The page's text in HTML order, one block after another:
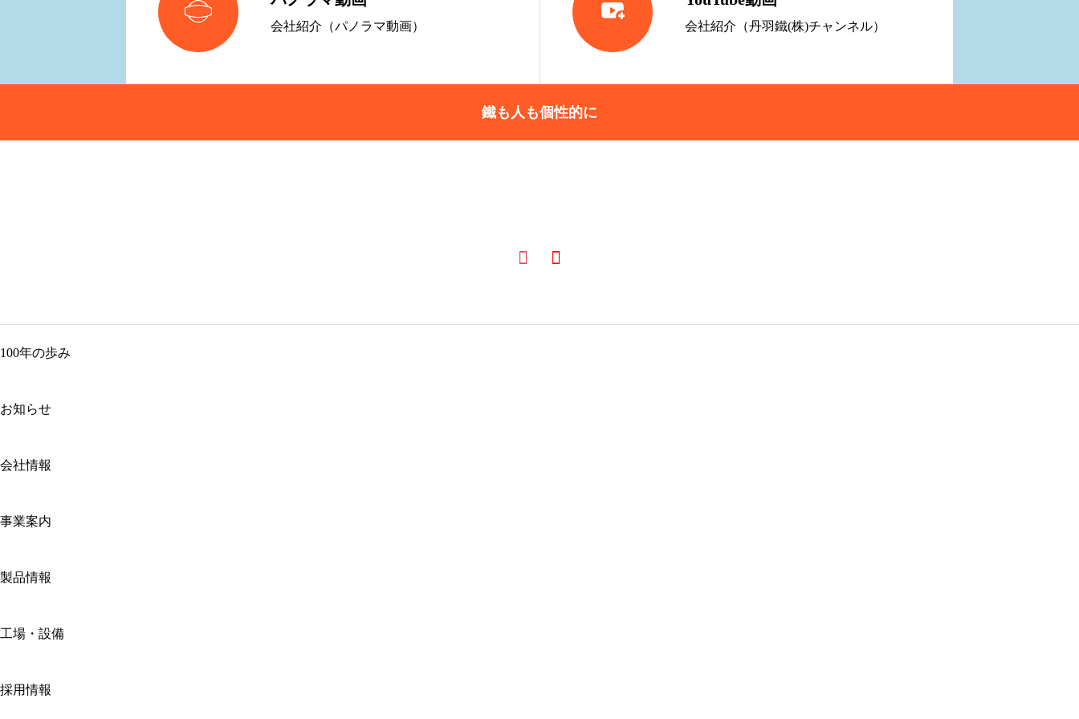
 会社紹介（パノラマ動画）  会社紹介（丹羽鐵(株)チャンネル）
鐵も人も個性的に
100年の歩み
お知らせ
会社情報
事業案内
製品情報
工場・設備
採用情報